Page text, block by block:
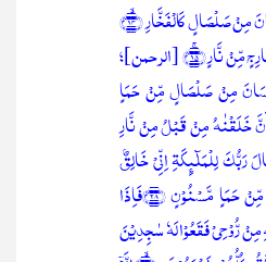
خَلَقَ الۡاِنۡسَانَ مِنۡ صَلۡصَالٍ کَالۡفَخَّارِ ﴿ۙ۱۴﴾
نَّارٍ ﴿ۚ۱۵﴾ [الرحمن]؛
مِنۡ صَلۡصَالٍ مِّنۡ حَمَاٍ
الۡجَآنَّ خَلَقۡنٰہُ مِنۡ قَبۡلُ مِنۡ نَّارِ
اِذۡ قَالَ رَبُّکَ لِلۡمَلٰٓئِکَۃِ اِنِّیۡ خَالِقٌۢ
بَشَرًا مِّنۡ صَلۡصَالٍ مِّنۡ حَمَاٍ مَّسۡنُوۡنٍ ﴿۲۸﴾فَاِذَا
رُّوۡحِیۡ فَقَعُوۡا لَہٗ سٰجِدِیۡنَ